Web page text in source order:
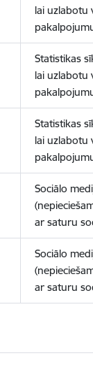
lai uzlabotu
Statistikas
lai uzlabotu
Statistikas
lai uzlabotu
Sociālo
ar saturu
Sociālo
ar saturu